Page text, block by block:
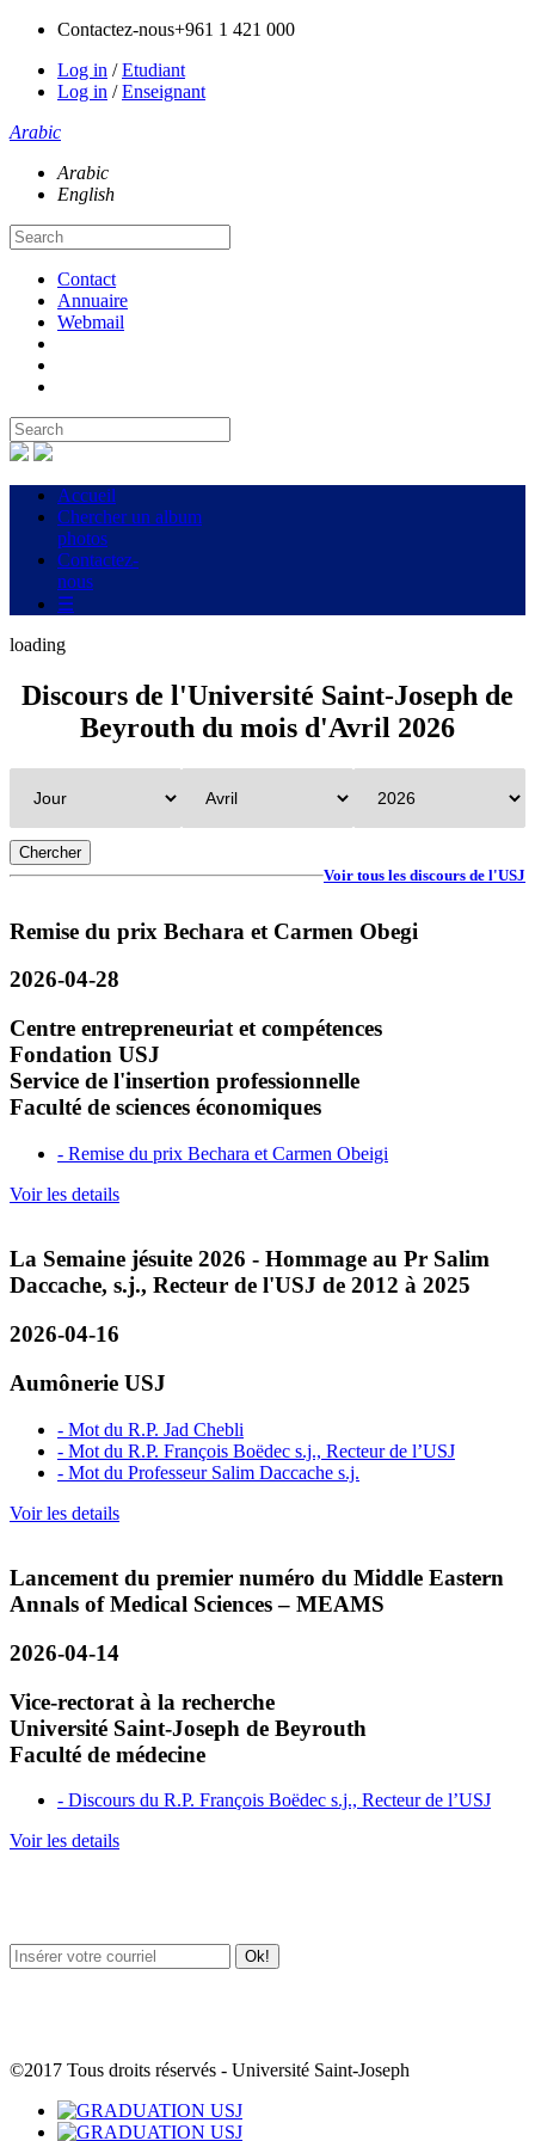
Contactez-nous+961 1 421 000
Log in /Etudiant
Log in /Enseignant
Arabic
Arabic
English
Contact
Annuaire
Webmail
Accueil
Chercher un album
photos
Contactez-
nous
☰
loading
Discours de l'Université Saint-Joseph de
Beyrouth du mois d'Avril 2026
Voir tous les discours de l'USJ
Remise du prix Bechara et Carmen Obegi
2026-04-28
Centre entrepreneuriat et compétences
Fondation USJ
Service de l'insertion professionnelle
Faculté de sciences économiques
- Remise du prix Bechara et Carmen Obeigi
Voir les details
La Semaine jésuite 2026 - Hommage au Pr Salim
Daccache, s.j., Recteur de l'USJ de 2012 à 2025
2026-04-16
Aumônerie USJ
- Mot du R.P. Jad Chebli
- Mot du R.P. François Boëdec s.j., Recteur de l’USJ
- Mot du Professeur Salim Daccache s.j.
Voir les details
Lancement du premier numéro du Middle Eastern
Annals of Medical Sciences – MEAMS
2026-04-14
Vice-rectorat à la recherche
Université Saint-Joseph de Beyrouth
Faculté de médecine
- Discours du R.P. François Boëdec s.j., Recteur de l’USJ
Voir les details
©2017 Tous droits réservés - Université Saint-Joseph